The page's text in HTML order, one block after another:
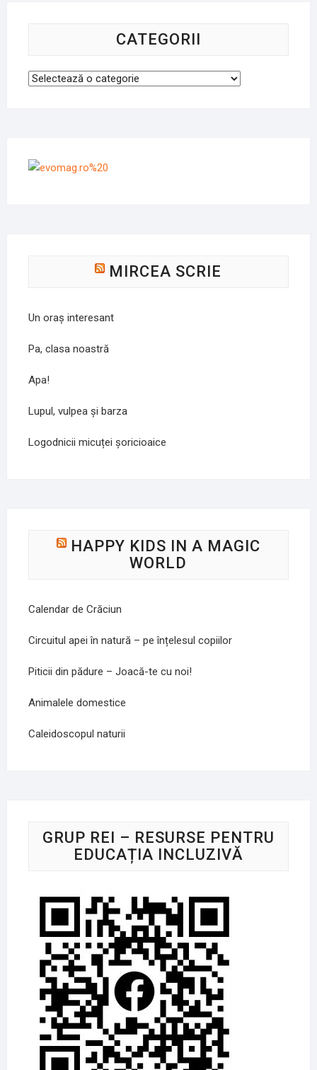
CATEGORII
Categorii
MIRCEA SCRIE
Un oraș interesant
Pa, clasa noastră
Apa!
Lupul, vulpea și barza
Logodnicii micuței șoricioaice
HAPPY KIDS IN A MAGIC
WORLD
Calendar de Crăciun
Circuitul apei în natură – pe înțelesul copiilor
Piticii din pădure – Joacă-te cu noi!
Animalele domestice
Caleidoscopul naturii
GRUP REI – RESURSE PENTRU
EDUCAȚIA INCLUZIVĂ